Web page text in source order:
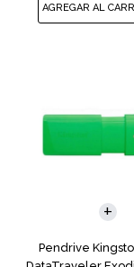
Pendrive